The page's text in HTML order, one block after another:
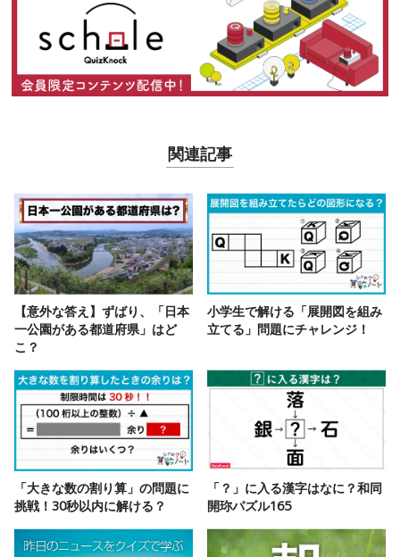
関連記事
【意外な答え】ずばり、「日本
一公園がある都道府県」はど
こ？
小学生で解ける「展開図を組み
立てる」問題にチャレンジ！
「大きな数の割り算」の問題に
挑戦！30秒以内に解ける？
「？」に入る漢字はなに？和同
開珎パズル165